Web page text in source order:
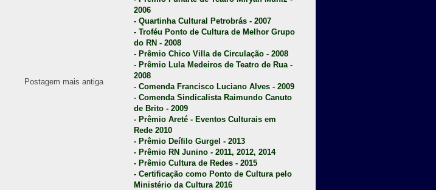
Postagem mais antiga
2006
- Quartinha Cultural Petrobrás - 2007
- Troféu Ponto de Cultura de Melhor Grupo
do RN - 2008
- Prêmio Chico Villa de Circulação - 2008
- Prêmio Lula Medeiros de Teatro de Rua -
2008
- Comenda Francisco Luciano Alves - 2009
- Comenda Sindicalista Raimundo Canuto
de Brito - 2009
- Prêmio Areté - Eventos Culturais em
Rede 2010
- Prêmio Deífilo Gurgel - 2013
- Prêmio RN Junino - 2011, 2012, 2014
- Prêmio Cultura de Redes - 2015
- Certificação como Ponto de Cultura pelo
Ministério da Cultura 2016